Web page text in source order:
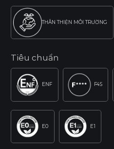
THÂN THIỆN MÔI TRƯỜNG
Tiêu chuẩn
ENF F4S
E0 E1